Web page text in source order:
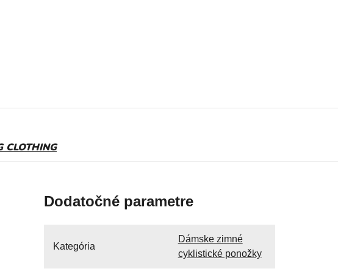
CLOTHING
Dodatočné parametre
Kategória
Dámske zimné
cyklistické ponožky